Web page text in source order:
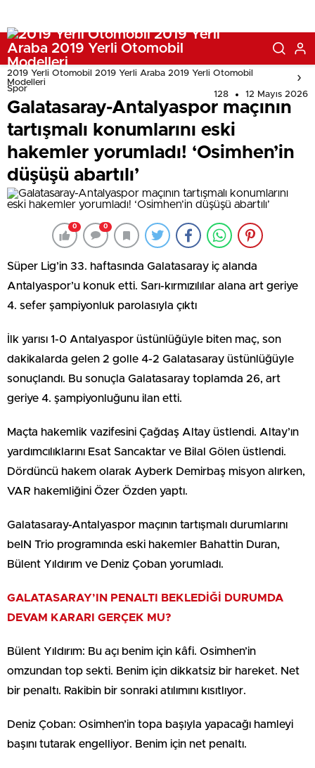
2019 Yerli Otomobil 2019 Yerli Araba 2019 Yerli Otomobil
Modelleri
Spor
128 12 Mayıs 2026
Galatasaray-Antalyaspor maçının
tartışmalı konumlarını eski
hakemler yorumladı! ‘Osimhen’in
düşüşü abartılı’
0 0
Süper Lig’in 33. haftasında Galatasaray iç alanda
Antalyaspor’u konuk etti. Sarı-kırmızılılar alana art geriye
4. sefer şampiyonluk parolasıyla çıktı
İlk yarısı 1-0 Antalyaspor üstünlüğüyle biten maç, son
dakikalarda gelen 2 golle 4-2 Galatasaray üstünlüğüyle
sonuçlandı. Bu sonuçla Galatasaray toplamda 26, art
geriye 4. şampiyonluğunu ilan etti.
Maçta hakemlik vazifesini Çağdaş Altay üstlendi. Altay’ın
yardımcılıklarını Esat Sancaktar ve Bilal Gölen üstlendi.
Dördüncü hakem olarak Ayberk Demirbaş misyon alırken,
VAR hakemliğini Özer Özden yaptı.
Galatasaray-Antalyaspor maçının tartışmalı durumlarını
beIN Trio programında eski hakemler Bahattin Duran,
Bülent Yıldırım ve Deniz Çoban yorumladı.
GALATASARAY’IN PENALTI BEKLEDİĞİ DURUMDA
DEVAM KARARI GERÇEK MU?
Bülent Yıldırım: Bu açı benim için kâfi. Osimhen’in
omzundan top sekti. Benim için dikkatsiz bir hareket. Net
bir penaltı. Rakibin bir sonraki atılımını kısıtlıyor.
Deniz Çoban: Osimhen’in topa başıyla yapacağı hamleyi
başını tutarak engelliyor. Benim için net penaltı.